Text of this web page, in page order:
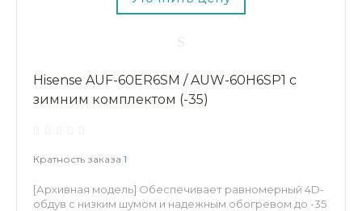
Hisense AUF-60ER6SM / AUW-60H6SP1 с
зимним комплектом (-35)
Кратность заказа 1
[Архивная модель] Обеспечивает равномерный 4D-
обдув с низким шумом и надежным обогревом до -35